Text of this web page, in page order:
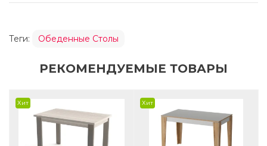
Теги: Обеденные Столы
РЕКОМЕНДУЕМЫЕ ТОВАРЫ
Хит Хит